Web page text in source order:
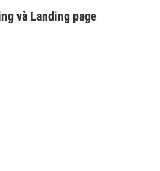
và Landing page